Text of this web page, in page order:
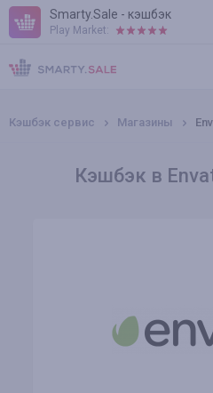
Smarty.Sale - кэшбэк
Play Market:
ПРАВИЛА
ПЛАГИНЫ
Кэшбэк сервис Магазины
Кэшбэк в